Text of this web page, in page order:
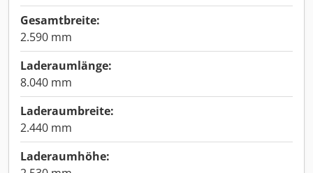
Gesamtbreite:
2.590 mm
Laderaumlänge:
8.040 mm
Laderaumbreite:
2.440 mm
Laderaumhöhe: